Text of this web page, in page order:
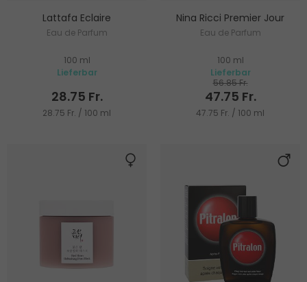
Lattafa Eclaire
Eau de Parfum
100 ml
Lieferbar
28.75 Fr.
28.75 Fr. / 100 ml
Nina Ricci Premier Jour
Eau de Parfum
100 ml
Lieferbar
56.85 Fr.
47.75 Fr.
47.75 Fr. / 100 ml